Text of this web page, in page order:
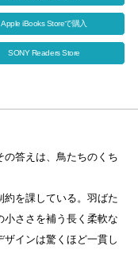
Apple iBooks Storeで購入
SONY Readers Store
の答えは、鳥たちのくち
を課している。羽ばた
小ささを補う長く柔軟な
インは驚くほど一貫し